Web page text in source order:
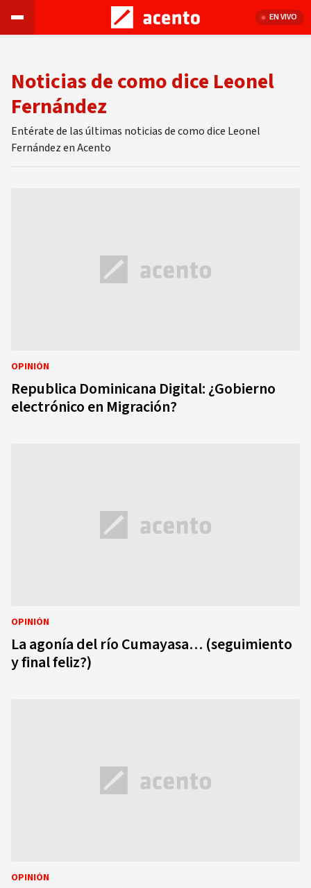
EN VIVO
Noticias de como dice Leonel
Fernández
Entérate de las últimas noticias de como dice Leonel
Fernández en Acento
OPINIÓN
Republica Dominicana Digital: ¿Gobierno
electrónico en Migración?
OPINIÓN
La agonía del río Cumayasa… (seguimiento
y final feliz?)
OPINIÓN